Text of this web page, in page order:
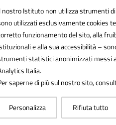
nostro Istituto non utilizza strumenti
utilizzati esclusivamente cookies
funzionamento del sito, alla
e alla sua accessibilità –
statistici anonimizzati messi
Italia.
saperne di più sul nostro sito,
Personalizza Rifiuta tutto